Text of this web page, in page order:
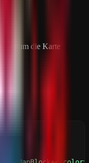
warum die Karte